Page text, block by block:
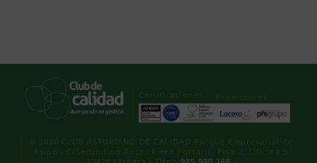
Certificaciones Promotores
© 2026 CLUB ASTURIANO DE CALIDAD Parque Empresarial de
Asipo · C/Secundino Roces Riera Portal 1, Piso 2, Oficina 3